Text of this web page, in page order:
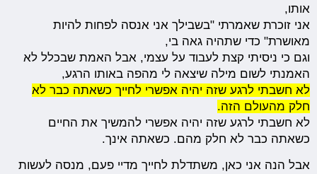
אותו,
אני זוכרת שאמרתי "בשבילך אני אנסה לפחות להיות
מאושרת" כדי שתהיה גאה בי,
וגם כי ניסיתי קצת לעבוד על עצמי, אבל האמת שבכלל לא
האמנתי לשום מילה שיצאה לי מהפה באותו הרגע,
לא חשבתי לרגע שזה יהיה אפשרי לחייך כשאתה כבר לא
חלק מהעולם הזה.
לא חשבתי לרגע שזה יהיה אפשרי להמשיך את החיים
כשאתה כבר לא חלק מהם. כשאתה אינך.
אבל הנה אני כאן, משתדלת לחייך מדיי פעם, מנסה לעשות